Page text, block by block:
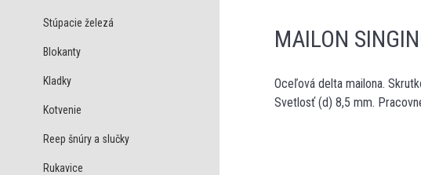
Stúpacie železá
Blokanty
Kladky
Kotvenie
Reep šnúry a slučky
Rukavice
MAILON
Oceľová delta mailona.
Svetlosť (d) 8,5 mm.